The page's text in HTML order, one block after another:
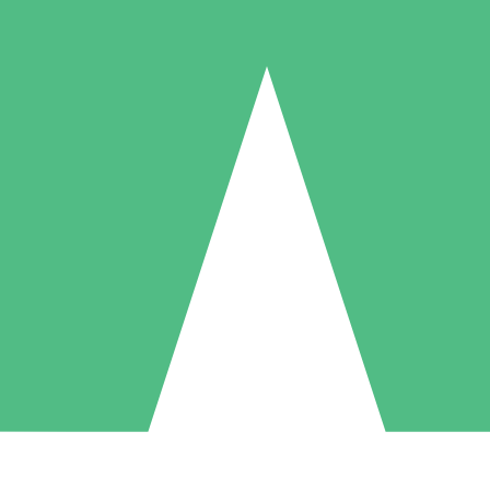
Individuella Kreditpaket
per användning med nedladdningskrediter. Inget månatligt åtagande
5 Nedladdningar
US$